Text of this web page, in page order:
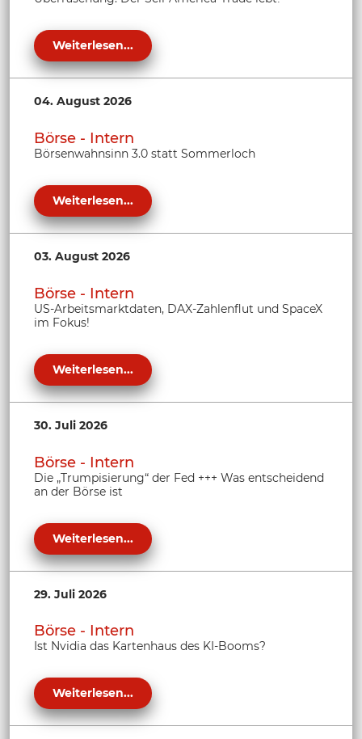
Weiterlesen...
04. August 2026
Börse - Intern
Börsenwahnsinn 3.0 statt Sommerloch
Weiterlesen...
03. August 2026
Börse - Intern
US-Arbeitsmarktdaten, DAX-Zahlenflut und SpaceX
im Fokus!
Weiterlesen...
30. Juli 2026
Börse - Intern
Die „Trumpisierung“ der Fed +++ Was entscheidend
an der Börse ist
Weiterlesen...
29. Juli 2026
Börse - Intern
Ist Nvidia das Kartenhaus des KI-Booms?
Weiterlesen...